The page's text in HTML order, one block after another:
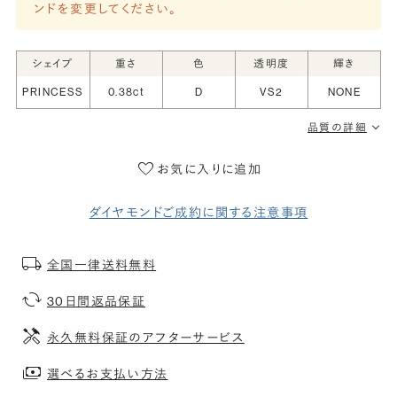
ンドを変更してください。
シェイプ 重さ 色 透明度 輝き
PRINCESS 0.38ct D VS2 NONE
品質の詳細
お気に入りに追加
ダイヤモンドご成約に関する注意事項
全国一律送料無料
30日間返品保証
永久無料保証のアフターサービス
選べるお支払い方法